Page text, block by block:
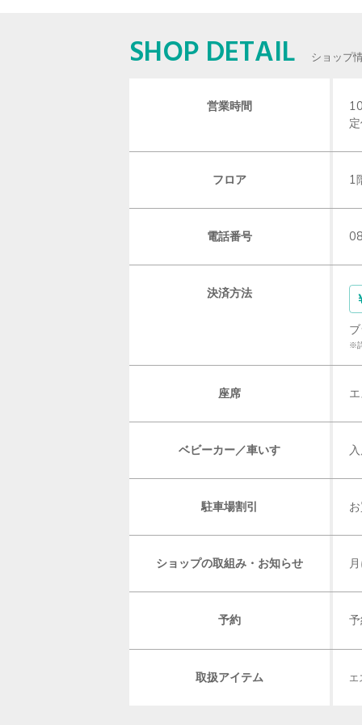
SHOP DETAIL ショップ
営業時間
フロア 1
電話番号
決済方法
※
座席
ベビーカー／車いす
駐車場割引
ショップの取組み・お知らせ
予約
取扱アイテム エ